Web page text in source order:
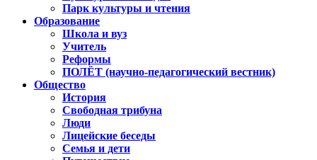
Парк культуры и чтения
Образование
Школа и вуз
Учитель
Реформы
ПОЛЁТ (научно-педагогический вестник)
Общество
История
Свободная трибуна
Люди
Лицейские беседы
Семья и дети